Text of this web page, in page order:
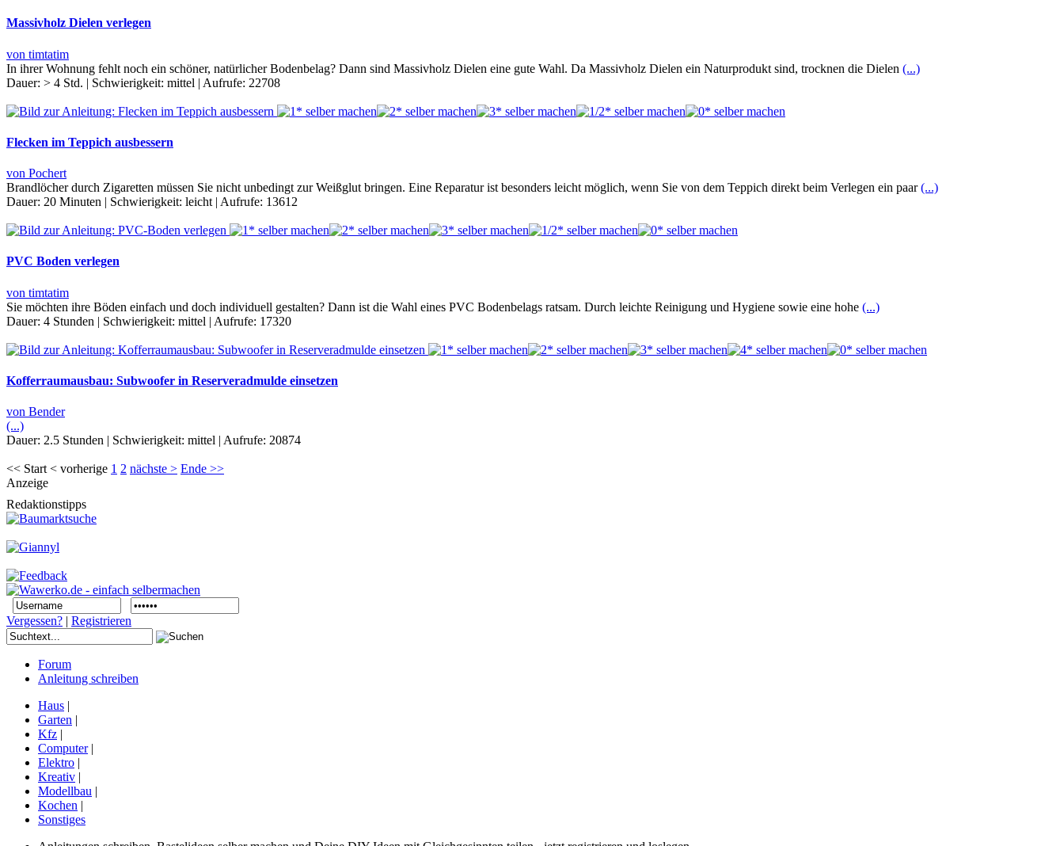
Massivholz Dielen verlegen
von timtatim
In ihrer Wohnung fehlt noch ein schöner, natürlicher Bodenbelag? Dann sind Massivholz Dielen eine gute Wahl. Da Massivholz Dielen ein Naturprodukt sind, trocknen die Dielen (...)
Dauer: > 4 Std. | Schwierigkeit: mittel | Aufrufe: 22708
Flecken im Teppich ausbessern
von Pochert
Brandlöcher durch Zigaretten müssen Sie nicht unbedingt zur Weißglut bringen. Eine Reparatur ist besonders leicht möglich, wenn Sie von dem Teppich direkt beim Verlegen ein paar(...)
Dauer: 20 Minuten | Schwierigkeit: leicht | Aufrufe: 13612
PVC Boden verlegen
von timtatim
Sie möchten ihre Böden einfach und doch individuell gestalten? Dann ist die Wahl eines PVC Bodenbelags ratsam. Durch leichte Reinigung und Hygiene sowie eine hohe (...)
Dauer: 4 Stunden | Schwierigkeit: mittel | Aufrufe: 17320
Kofferraumausbau: Subwoofer in Reserveradmulde einsetzen
von Bender
(...)
Dauer: 2.5 Stunden | Schwierigkeit: mittel | Aufrufe: 20874
<< Start < vorherige 1 2 nächste > Ende >>
Anzeige
Redaktionstipps
Vergessen? | Registrieren
Forum
Anleitung schreiben
Haus |
Garten |
Kfz |
Computer|
Elektro |
Kreativ |
Modellbau |
Kochen |
Sonstiges